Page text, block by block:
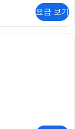
요금 보기